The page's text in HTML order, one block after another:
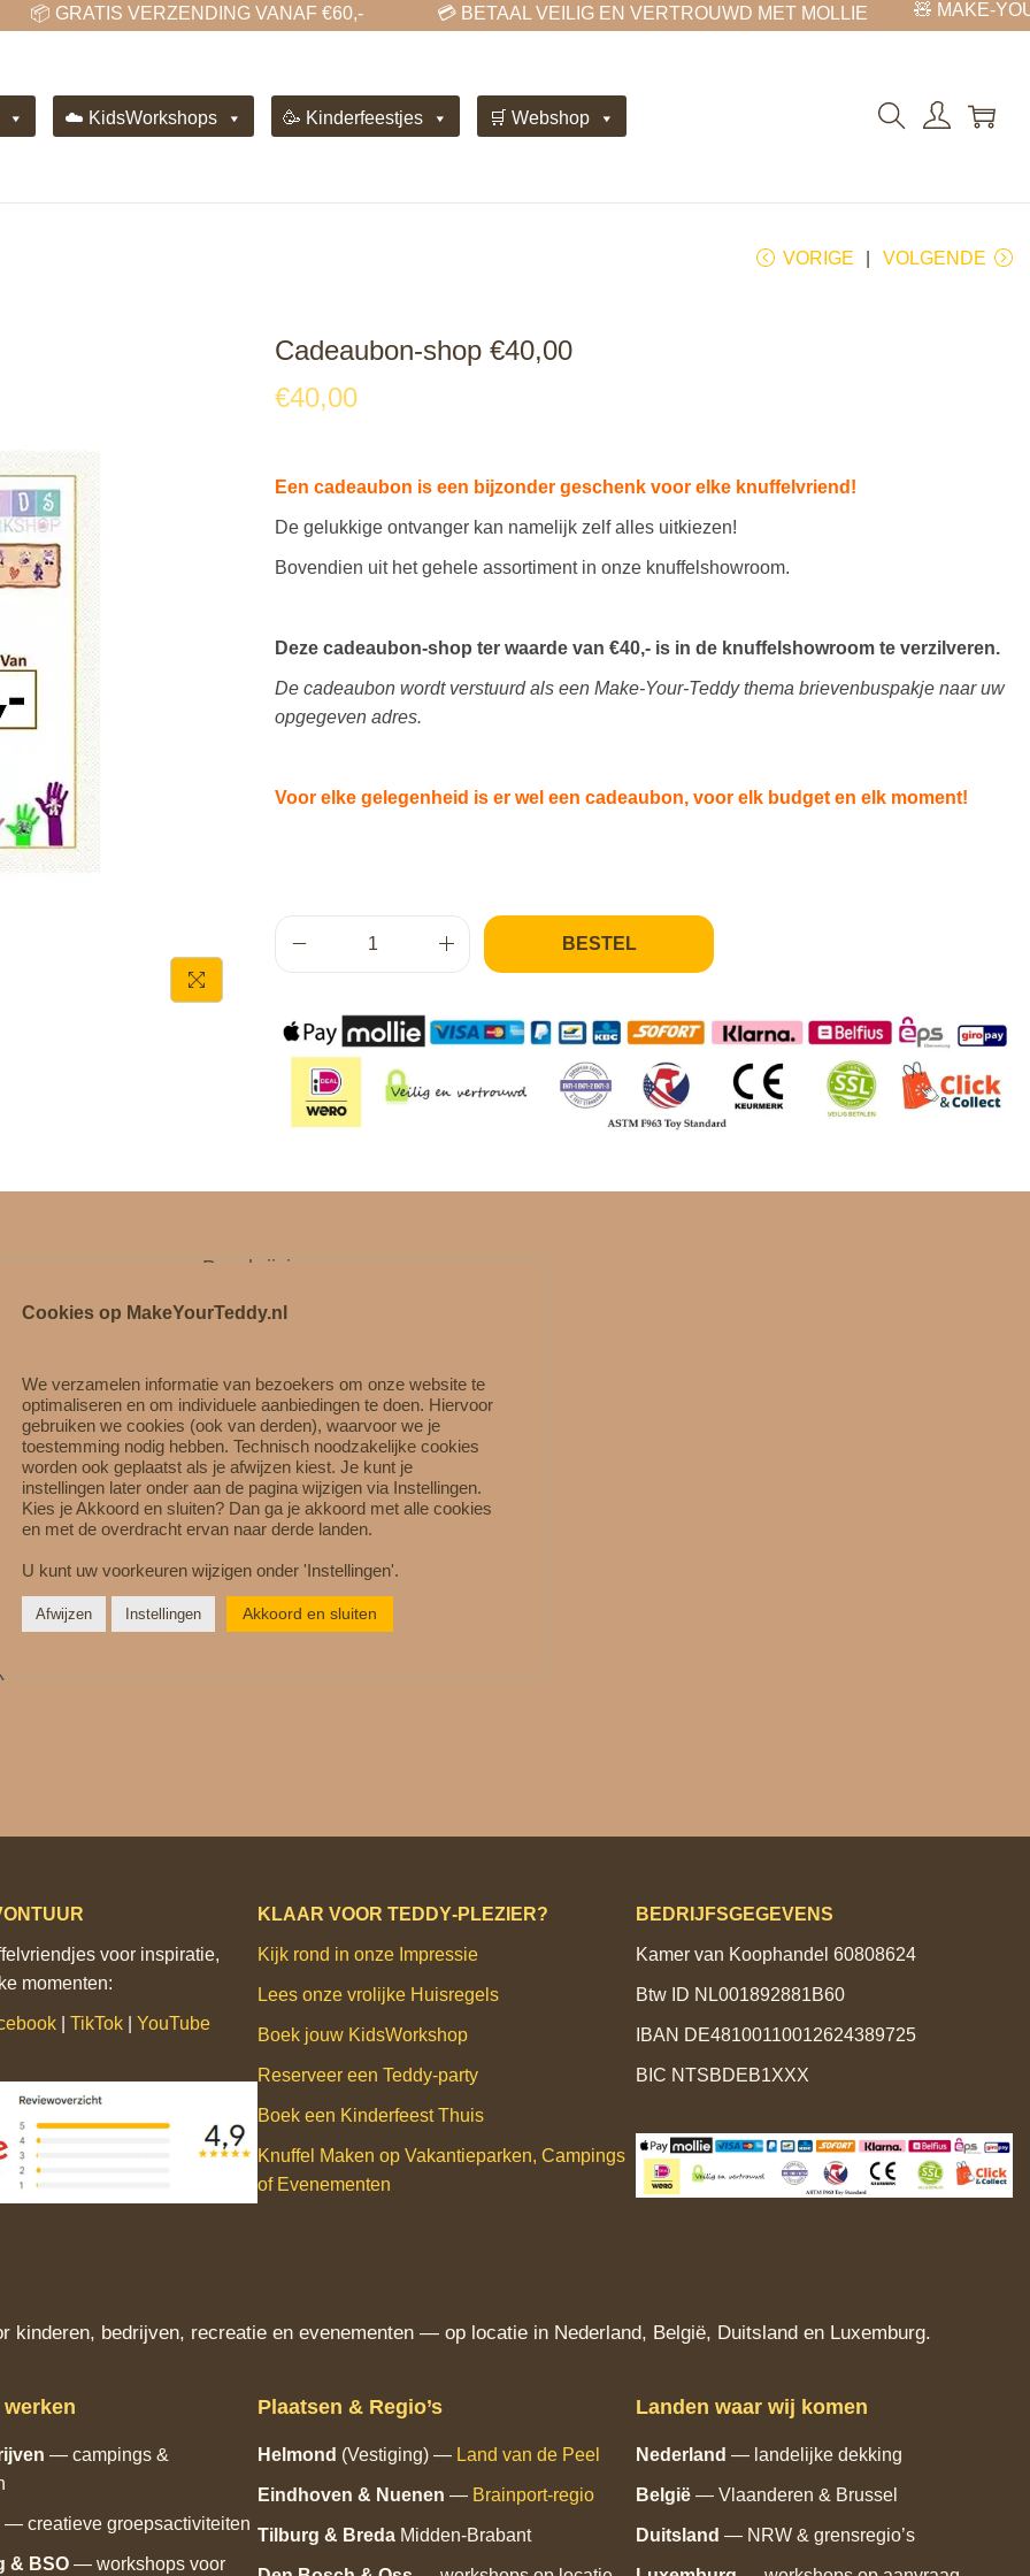
📦 GRATIS VERZENDING VANAF €60,- 💳 BETAAL VEILIG EN VERTROUWD MET MOLLIE 🧸 MAKE-
☁️ KidsWorkshops 🥳 Kinderfeestjes 🛒 Webshop
VORIGE VOLGENDE
Cadeaubon-shop €40,00
€40,00
Een cadeaubon is een bijzonder geschenk voor elke knuffelvriend!
De gelukkige ontvanger kan namelijk zelf alles uitkiezen!
Bovendien uit het gehele assortiment in onze knuffelshowroom.
Deze cadeaubon-shop ter waarde van €40,- is in de knuffelshowroom te verzilveren.
De cadeaubon wordt verstuurd als een Make-Your-Teddy thema brievenbuspakje naar uw
opgegeven adres.
Voor elke gelegenheid is er wel een cadeaubon, voor elk budget en elk moment!
C
d
e
4
0
,
0
0
a
t
BESTEL
Beschrijving
geslaagd is of als iemand jarig is…
in de knuffelshowroom.
weerspiegelt!
liefhebbers!
voor inspiratie,
momenten:
| TikTok| YouTube
KLAAR VOOR TEDDY‑PLEZIER?
Kijk rond in onze Impressie
Lees onze vrolijke Huisregels
Boek jouw KidsWorkshop
Reserveer een Teddy‑party
Boek een Kinderfeest Thuis
Knuffel Maken op Vakantieparken, Campings
of Evenementen
BEDRIJFSGEGEVENS
Kamer van Koophandel 60808624
Btw ID NL001892881B60
IBAN DE48100110012624389725
BIC NTSBDEB1XXX
kinderen, bedrijven, recreatie en evenementen — op locatie in Nederland, België, Duitsland en Luxemburg.
— campings &
— creatieve groepsactiviteiten
& BSO— workshops voor
Plaatsen & Regio’s
Helmond (Vestiging) — Land van de Peel
Eindhoven & Nuenen — Brainport‑regio
Tilburg & Breda Midden‑Brabant
Landen waar wij komen
Nederland — landelijke dekking
België— Vlaanderen & Brussel
Duitsland — NRW & grensregio’s
Cookies op MakeYourTeddy.nl
We verzamelen informatie van bezoekers om onze website te
optimaliseren en om individuele aanbiedingen te doen. Hiervoor
gebruiken we cookies (ook van derden), waarvoor we je
toestemming nodig hebben. Technisch noodzakelijke cookies
worden ook geplaatst als je afwijzen kiest. Je kunt je
instellingen later onder aan de pagina wijzigen via Instellingen.
Kies je Akkoord en sluiten? Dan ga je akkoord met alle cookies
en met de overdracht ervan naar derde landen.
U kunt uw voorkeuren wijzigen onder 'Instellingen'.
Afwijzen Instellingen Akkoord en sluiten